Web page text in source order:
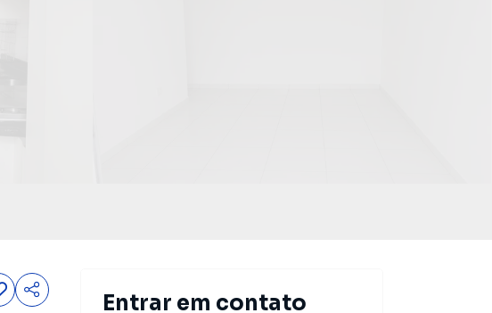
Entrar em contato